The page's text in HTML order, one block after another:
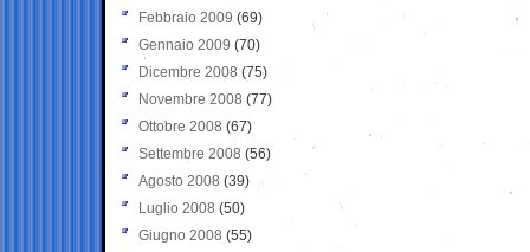
Febbraio 2009 (69)
Gennaio 2009 (70)
Dicembre 2008 (75)
Novembre 2008 (77)
Ottobre 2008 (67)
Settembre 2008 (56)
Agosto 2008 (39)
Luglio 2008 (50)
Giugno 2008 (55)